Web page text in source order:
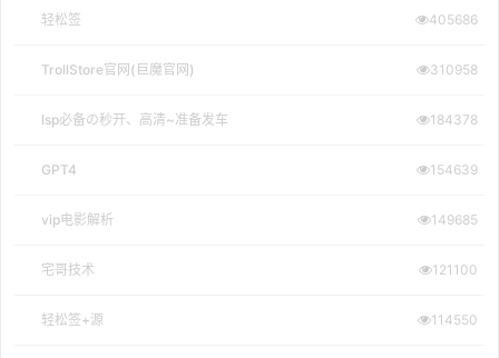
轻松签 405686
TrollStore官网(巨魔官网) 310958
lsp必备の秒开、高清~准备发车 184378
GPT4 154639
vip电影解析 149685
宅哥技术 121100
轻松签+源 114550